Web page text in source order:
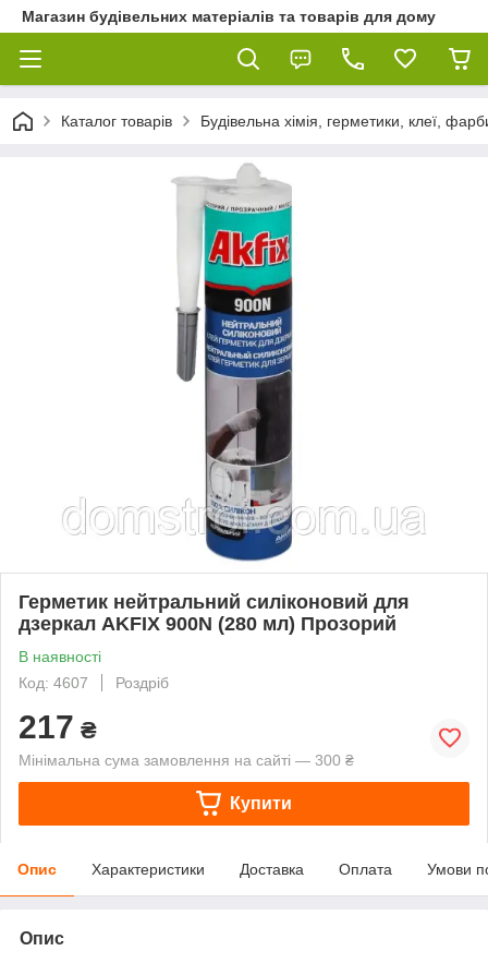
Магазин будівельних матеріалів та товарів для дому
Каталог товарів Будівельна хімія, герметики, клеї,
Герметик нейтральний силіконовий для
дзеркал AKFIX 900N (280 мл) Прозорий
В наявності
Код: 4607
Роздріб
217 ₴
Мінімальна сума замовлення на сайті — 300 ₴
Купити
Опис Характеристики Доставка Оплата Умови
Опис